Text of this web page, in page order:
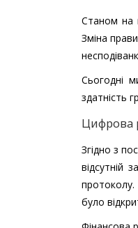
Станом на
Зміна
Сьогодні
здатність
Цифрова
Згідно з
відсутній
протоколу.
було